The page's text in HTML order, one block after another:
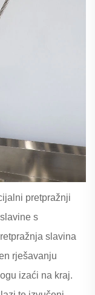
pretpražnji
s
slavina
rješavanju
izaći na kraj.